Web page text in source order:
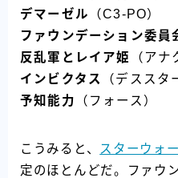
デマーゼル
（C3-PO）
ファウンデーション委員
反乱軍とレイア姫
（ア
インビクタス
（デススタ
予知能力
（フォース）
こうみると、 スターウォ
定のほとんどだ。ファウ